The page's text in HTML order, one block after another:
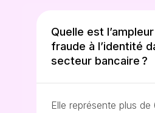
Quelle est
fraude à l’identité
secteur bancaire ?
Elle représente plus